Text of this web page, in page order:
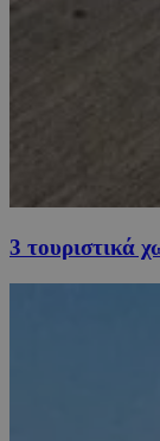
3 τουριστικά